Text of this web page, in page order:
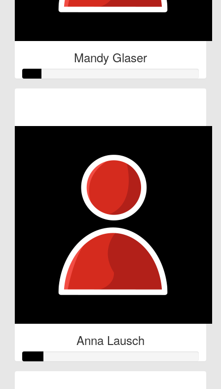
Mandy Glaser
Anna Lausch